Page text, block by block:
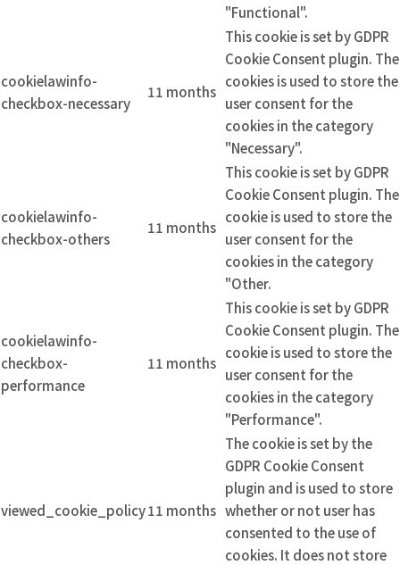
"Functional".
cookielawinfo-
checkbox-necessary
11 months
This cookie is set by GDPR
Cookie Consent plugin. The
cookies is used to store the
user consent for the
cookies in the category
"Necessary".
cookielawinfo-
checkbox-others
11 months
This cookie is set by GDPR
Cookie Consent plugin. The
cookie is used to store the
user consent for the
cookies in the category
"Other.
cookielawinfo-
checkbox-
performance
11 months
This cookie is set by GDPR
Cookie Consent plugin. The
cookie is used to store the
user consent for the
cookies in the category
"Performance".
viewed_cookie_policy11 months
The cookie is set by the
GDPR Cookie Consent
plugin and is used to store
whether or not user has
consented to the use of
cookies. It does not store